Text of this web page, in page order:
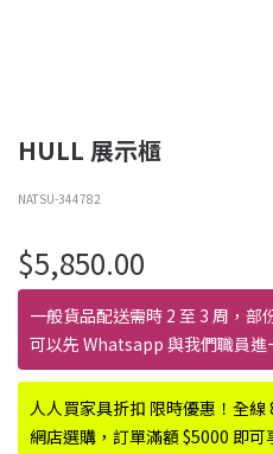
HULL 展示櫃
NATSU-344782
$5,850.00
一般貨品配送需時 2 至 3 周，
可以先 Whatsapp 與我們職員進
人人買家具折扣 限時優惠！全
網店選購，訂單滿額 $5000 即